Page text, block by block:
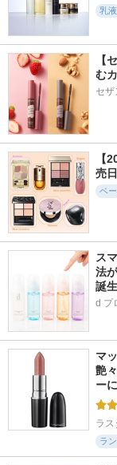
乳液
【
む
セザ
【
売
ベ
ス
法
誕生
d プ
マ
艶
ー
ラ
ラ